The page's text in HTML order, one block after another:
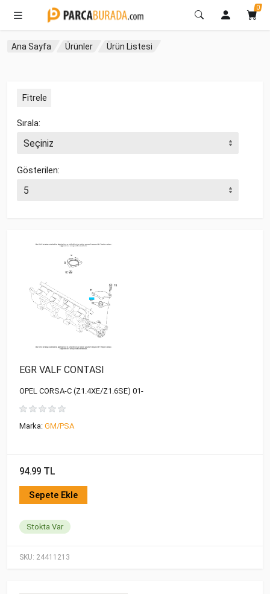
0
Ana Sayfa Ürünler Ürün Listesi
Fitrele
Sırala:
Gösterilen:
SKU: 24411213
EGR VALF CONTASI
OPEL CORSA-C (Z1.4XE/Z1.6SE) 01-
Marka: GM/PSA
94.99 TL
Sepete Ekle
Stokta Var